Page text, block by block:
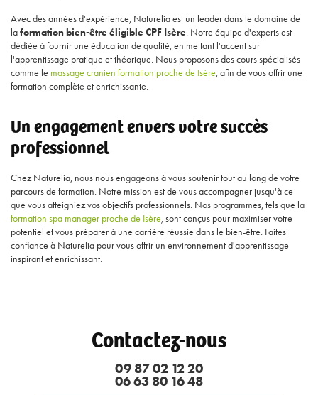
Avec des années d'expérience, Naturelia est un leader dans le domaine de
laformation bien-être éligible CPF Isère. Notre équipe d'experts est
dédiée à fournir une éducation de qualité, en mettant l'accent sur
l'apprentissage pratique et théorique. Nous proposons des cours spécialisés
comme le massage cranien formation proche de Isère, afin de vous offrir une
formation complète et enrichissante.
Un engagement envers votre succès
professionnel
Chez Naturelia, nous nous engageons à vous soutenir tout au long de votre
parcours de formation. Notre mission est de vous accompagner jusqu'à ce
que vous atteigniez vos objectifs professionnels. Nos programmes, tels que la
formation spa manager proche de Isère, sont conçus pour maximiser votre
potentiel et vous préparer à une carrière réussie dans le bien-être. Faites
confiance à Naturelia pour vous offrir un environnement d'apprentissage
inspirant et enrichissant.
Contactez-nous
09 87 02 12 20
06 63 80 16 48